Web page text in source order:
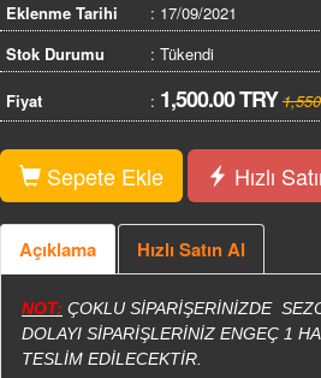
Eklenme Tarihi
: 17/09/2021
Stok Durumu
: Tükendi
Fiyat : 1,500.00 TRY
Sepete Ekle Hızlı
Açıklama Hızlı Satın Al
NOT: ÇOKLU SİPARİŞERİNİZDE
DOLAYI SİPARİŞLERİNİZ ENGEÇ 1
TESLİM EDİLECEKTİR.